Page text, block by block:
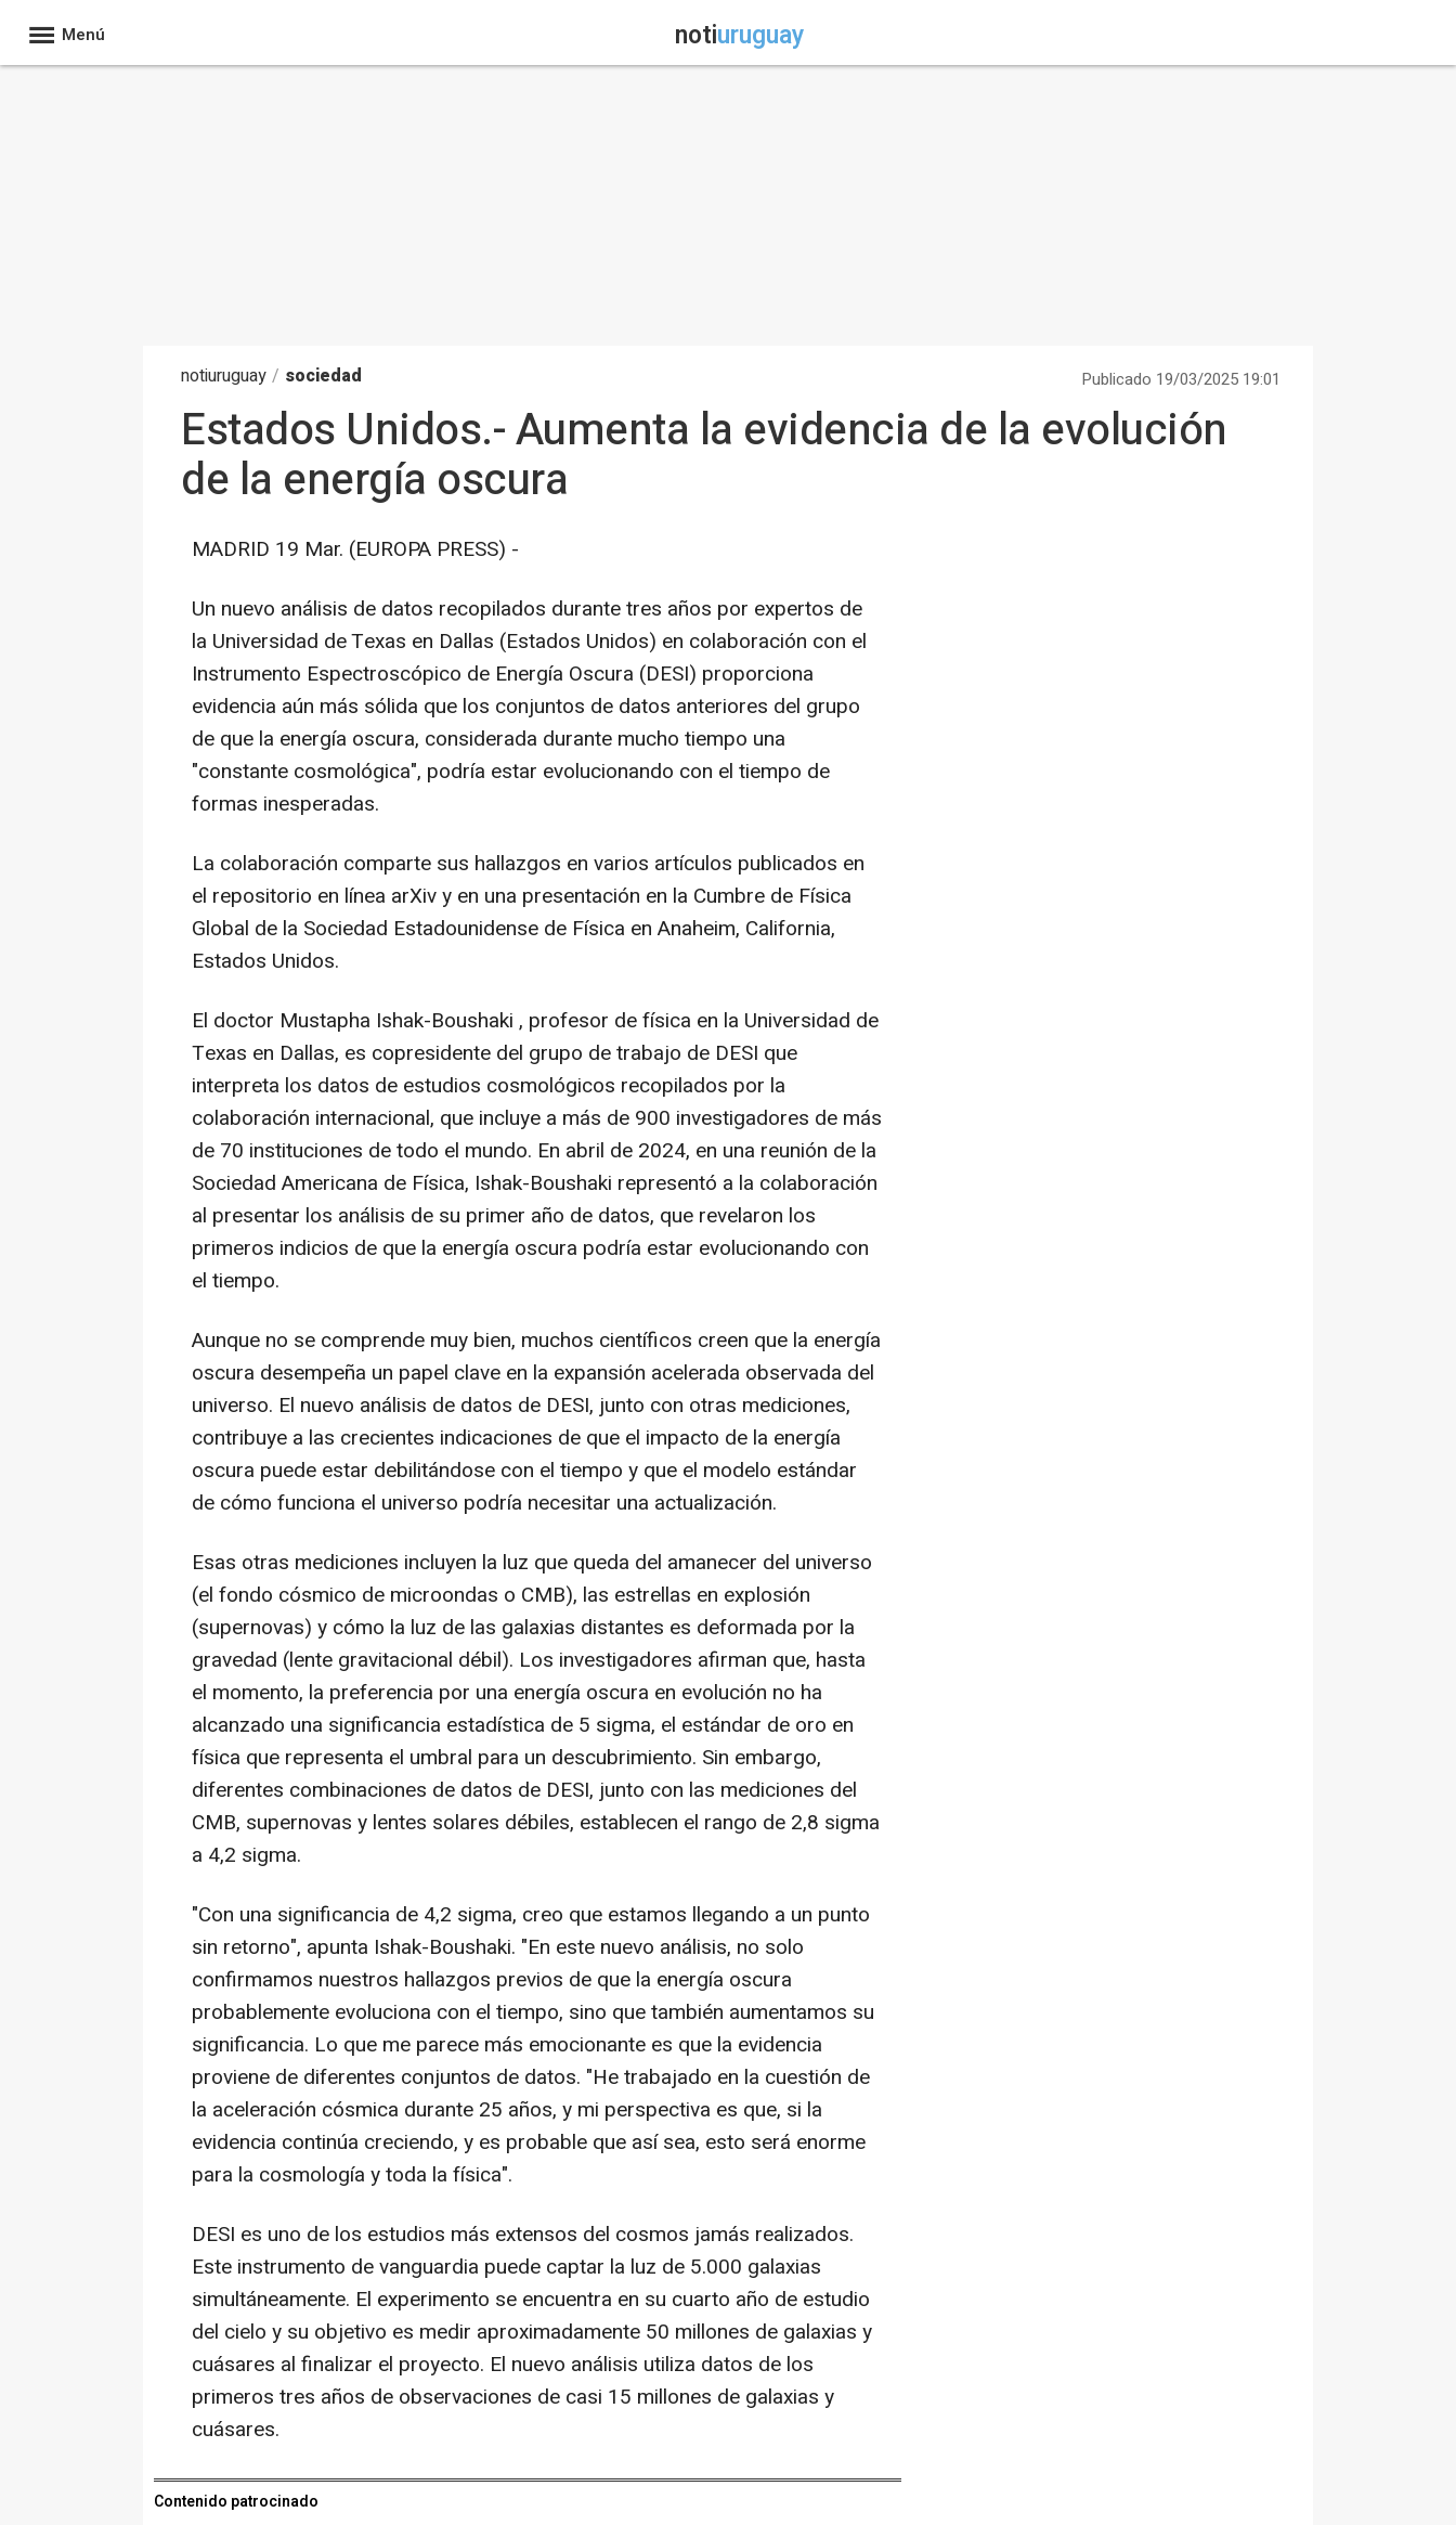
Menú notiuruguay
notiuruguay / sociedad Publicado 19/03/2025 19:01
Estados Unidos.- Aumenta la evidencia de la evolución
de la energía oscura
MADRID 19 Mar. (EUROPA PRESS) -
Un nuevo análisis de datos recopilados durante tres años por expertos de
la Universidad de Texas en Dallas (Estados Unidos) en colaboración con el
Instrumento Espectroscópico de Energía Oscura (DESI) proporciona
evidencia aún más sólida que los conjuntos de datos anteriores del grupo
de que la energía oscura, considerada durante mucho tiempo una
"constante cosmológica", podría estar evolucionando con el tiempo de
formas inesperadas.
La colaboración comparte sus hallazgos en varios artículos publicados en
el repositorio en línea arXiv y en una presentación en la Cumbre de Física
Global de la Sociedad Estadounidense de Física en Anaheim, California,
Estados Unidos.
El doctor Mustapha Ishak-Boushaki , profesor de física en la Universidad de
Texas en Dallas, es copresidente del grupo de trabajo de DESI que
interpreta los datos de estudios cosmológicos recopilados por la
colaboración internacional, que incluye a más de 900 investigadores de más
de 70 instituciones de todo el mundo. En abril de 2024, en una reunión de la
Sociedad Americana de Física, Ishak-Boushaki representó a la colaboración
al presentar los análisis de su primer año de datos, que revelaron los
primeros indicios de que la energía oscura podría estar evolucionando con
el tiempo.
Aunque no se comprende muy bien, muchos científicos creen que la energía
oscura desempeña un papel clave en la expansión acelerada observada del
universo. El nuevo análisis de datos de DESI, junto con otras mediciones,
contribuye a las crecientes indicaciones de que el impacto de la energía
oscura puede estar debilitándose con el tiempo y que el modelo estándar
de cómo funciona el universo podría necesitar una actualización.
Esas otras mediciones incluyen la luz que queda del amanecer del universo
(el fondo cósmico de microondas o CMB), las estrellas en explosión
(supernovas) y cómo la luz de las galaxias distantes es deformada por la
gravedad (lente gravitacional débil). Los investigadores afirman que, hasta
el momento, la preferencia por una energía oscura en evolución no ha
alcanzado una significancia estadística de 5 sigma, el estándar de oro en
física que representa el umbral para un descubrimiento. Sin embargo,
diferentes combinaciones de datos de DESI, junto con las mediciones del
CMB, supernovas y lentes solares débiles, establecen el rango de 2,8 sigma
a 4,2 sigma.
"Con una significancia de 4,2 sigma, creo que estamos llegando a un punto
sin retorno", apunta Ishak-Boushaki. "En este nuevo análisis, no solo
confirmamos nuestros hallazgos previos de que la energía oscura
probablemente evoluciona con el tiempo, sino que también aumentamos su
significancia. Lo que me parece más emocionante es que la evidencia
proviene de diferentes conjuntos de datos. "He trabajado en la cuestión de
la aceleración cósmica durante 25 años, y mi perspectiva es que, si la
evidencia continúa creciendo, y es probable que así sea, esto será enorme
para la cosmología y toda la física".
DESI es uno de los estudios más extensos del cosmos jamás realizados.
Este instrumento de vanguardia puede captar la luz de 5.000 galaxias
simultáneamente. El experimento se encuentra en su cuarto año de estudio
del cielo y su objetivo es medir aproximadamente 50 millones de galaxias y
cuásares al finalizar el proyecto. El nuevo análisis utiliza datos de los
primeros tres años de observaciones de casi 15 millones de galaxias y
cuásares.
Contenido patrocinado